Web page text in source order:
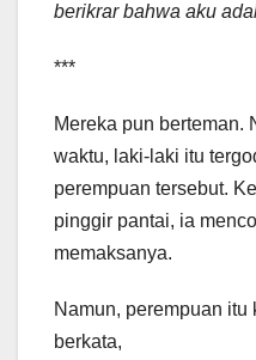
berikrar bahwa aku
***
Mereka pun berteman.
waktu, laki-laki itu
perempuan tersebut.
pinggir pantai, ia
memaksanya.
Namun, perempuan
berkata,